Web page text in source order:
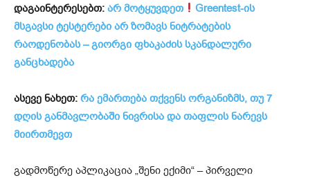
დაგაინტერესებთ: არ მოტყუვდეთ
Greentest-ის
მსგავსი ტესტერები არ ზომავს ნიტრატების
რაოდენობას – გიორგი ფხაკაძის სკანდალური
განცხადება
ასევე ნახეთ: რა ემართება თქვენს ორგანიზმს, თუ 7
დღის განმავლობაში ნივრისა და თაფლის ნარევს
მიირთმევთ
გადმოწერე აპლიკაცია „შენი ექიმი“ – პირველი